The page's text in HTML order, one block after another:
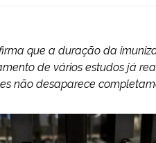
que a duração da
de vários estudos já
não desaparece